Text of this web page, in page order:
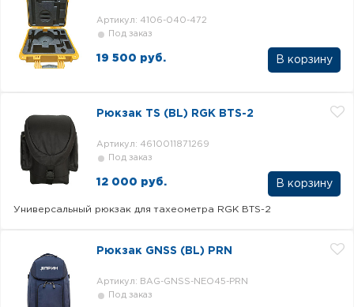
Под заказ
Артикул: 4106-040-472
19 500 руб. В корзину
Рюкзак TS (BL) RGK BTS-2
Под заказ
Артикул: 4610011871269
12 000 руб. В корзину
Универсальный рюкзак для тахеометра RGK BTS-2
Рюкзак GNSS (BL) PRN
Под заказ
Артикул: BAG-GNSS-NEO45-PRN